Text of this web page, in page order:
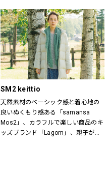
は150cmまで、大人はXLサイズまで
取り揃えているので、ご家族で楽し
めるペアアイテムもラインナップし
たファミリーカジュアルブランドで
す。
SM2 keittio
天然素材のベーシック感と着心地の
良いぬくもり感ある「samansa
Mos2」、カラフルで楽しい商品のキ
ッズブランド「Lagom」、親子が楽